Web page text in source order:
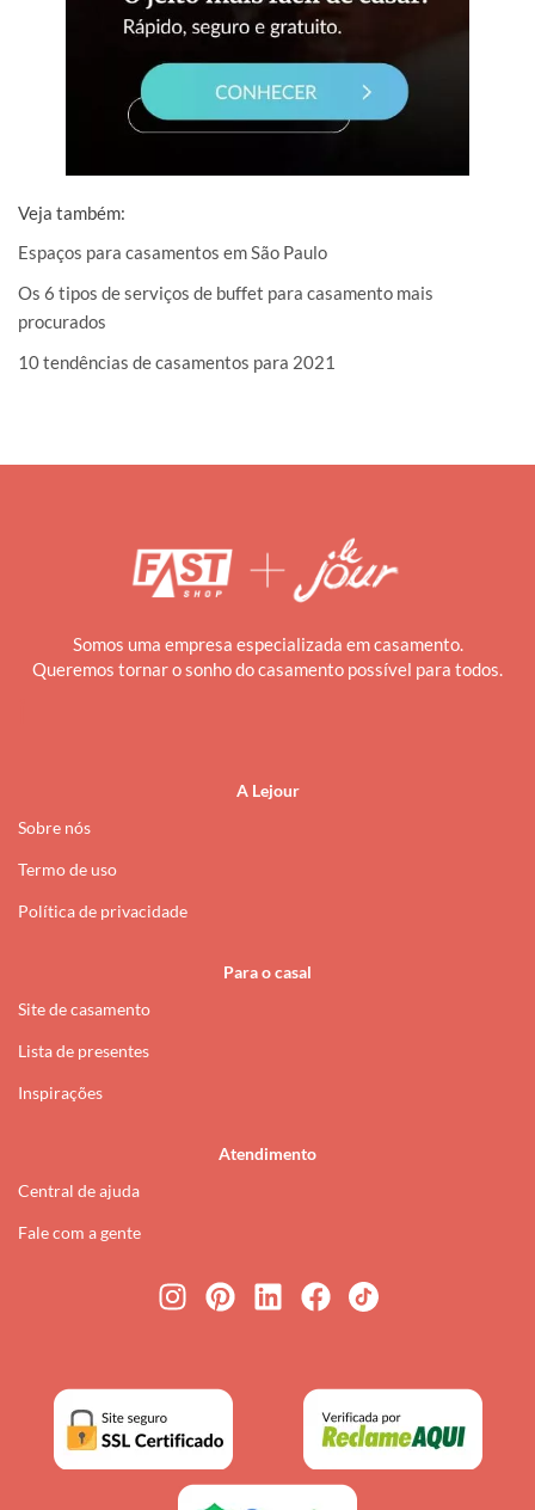
Veja também:
Espaços para casamentos em São Paulo
Os 6 tipos de serviços de buffet para casamento mais
procurados
10 tendências de casamentos para 2021
Somos uma empresa especializada em casamento.
Queremos tornar o sonho do casamento possível para todos.
A Lejour
Sobre nós
Termo de uso
Política de privacidade
Para o casal
Site de casamento
Lista de presentes
Inspirações
Atendimento
Central de ajuda
Fale com a gente